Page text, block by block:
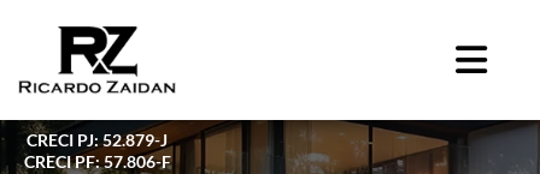
CRECI PJ: 52.879-J
CRECI PF: 57.806-F